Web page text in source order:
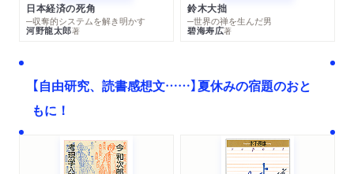
日本経済の死角
─収奪的システムを解き明かす
河野龍太郎著
鈴木大拙
─世界の禅を生んだ男
碧海寿広著
【自由研究、読書感想文……】夏休みの宿題のおと
もに！